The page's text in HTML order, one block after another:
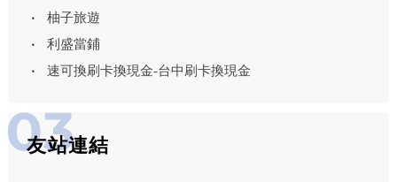
柚子旅遊
利盛當鋪
速可換刷卡換現金-台中刷卡換現金
友站連結